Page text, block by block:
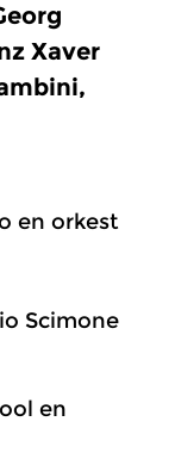
Xaver
en orkest
Scimone
en